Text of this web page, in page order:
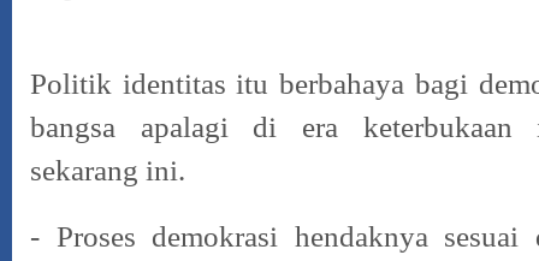
Politik identitas itu berbahaya bagi
bangsa apalagi di era keterbukaan
sekarang ini.
- Proses demokrasi hendaknya